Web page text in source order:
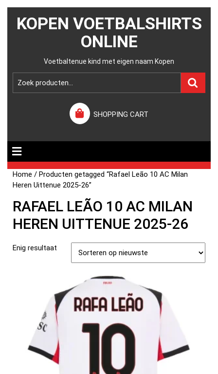
KOPEN VOETBALSHIRTS
ONLINE
Voetbaltenue kind met eigen naam Kopen
SHOPPING CART
Home / Producten getagged “Rafael Leão 10 AC Milan
Heren Uittenue 2025-26”
RAFAEL LEÃO 10 AC MILAN
HEREN UITTENUE 2025-26
Enig resultaat